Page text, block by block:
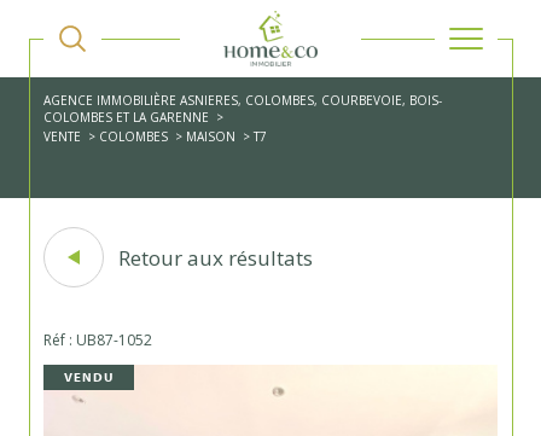
AGENCE IMMOBILIÈRE ASNIERES, COLOMBES, COURBEVOIE, BOIS-
COLOMBES ET LA GARENNE
VENTE
COLOMBES MAISON T7
Retour aux résultats
Réf : UB87-1052
VENDU